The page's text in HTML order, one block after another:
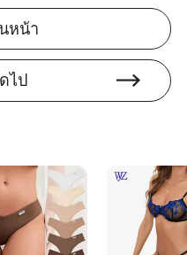
รายงานข่าวจากสื่อดั้งเดิม
านคนทั่วโลก ยืนยัน
ตุการณ์ที่มีการพูดถึงมาก
แย้ง
ความขัดแย้ง และ
ได้รับการยกย่องอย่างมาก
ป็นการเปลี่ยนแปลงที่แท้
คนอื่น ๆ ชี้ให้เห็นว่า แม้จะมี
อีกยาวไกลในแง่ของการ
หน้า
ไป